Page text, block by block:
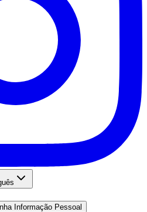
Informação Pessoal